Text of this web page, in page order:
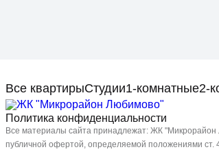
Все квартирыСтудии1-комнатные2-
Политика конфиденциальности
Все материалы сайта принадлежат: ЖК "Микрорайон
публичной офертой, определяемой положениями ст.